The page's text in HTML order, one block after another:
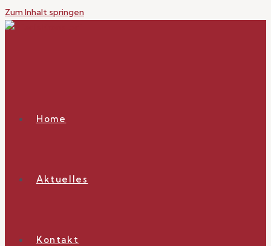
Zum Inhalt springen
Home
Aktuelles
Kontakt